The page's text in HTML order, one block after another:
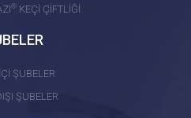
® KEÇİ ÇİFTLİĞİ
ŞUBELER
ŞUBELER